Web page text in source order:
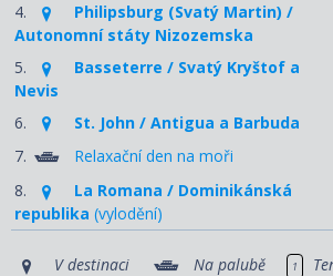
4.
Philipsburg (Svatý Martin) /
Autonomní státy Nizozemska
5.
Basseterre / Svatý Kryštof a
Nevis
6. St. John / Antigua a Barbuda
7.
Relaxační den na moři
8.
La Romana / Dominikánská
republika (vylodění)
V destinaci Na palubě 1